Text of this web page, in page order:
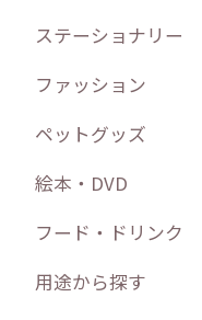
ステーショナリー
ファッション
ペットグッズ
絵本・DVD
フード・ドリンク
用途から探す